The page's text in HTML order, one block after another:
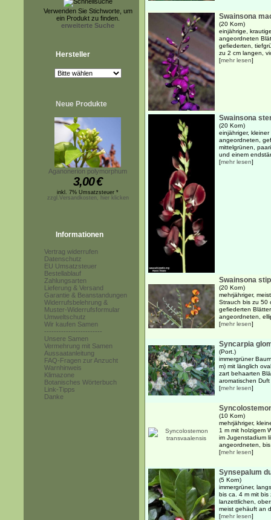
Verwenden Sie Stichworte, um
ein Produkt zu finden.
erweiterte Suche
Hersteller
Neue Produkte
Aganonerion polymorphum
3,00€
inkl. 7% Umsatzsteuer *
zzgl.Versandkosten, hier klicken
Informationen
Vertrag widerrufen
Datenschutz
EU Umsatzsteuer
Bestellablauf
Zahlungsarten
Lieferung & Versand
Garantie & Beanstandungen
Widerrufsbelehrung &
Muster-Widerrufsformular
Umweltschutz
Wir kaufen Samen
------------------------
Unsere Samen
Vermehrung mit Samen
Aussaatanleitung
FAQ-Fragen zur Anzucht
Warnhinweis
Klimazone
Botanisches Wörterbuch
Link-Tipps
Danke
Swainsona
(20 Korn)
einjährige,
angeordneten
gefiederten,
zu 2 cm langen,
[mehr lesen]
Swainsona
(20 Korn)
einjähriger,
angeordneten,
mittelgrünen,
und einem
[mehr lesen]
Swainsona
(20 Korn)
mehrjähriger,
Strauch bis zu 50
gefiederten
angeordneten,
[mehr lesen]
Syncarpia
(Port.)
immergrüner
m) mit länglich
zart behaarten
aromatischen
[mehr lesen]
(10 Korn)
mehrjähriger,
1 m mit holzigem
im Jugenstadium
angeordneten,
[mehr lesen]
Synsepalum
(5 Korn)
immergrüner,
bis ca. 4 m mit
lanzettlichen,
meist gehäuft an
[mehr lesen]